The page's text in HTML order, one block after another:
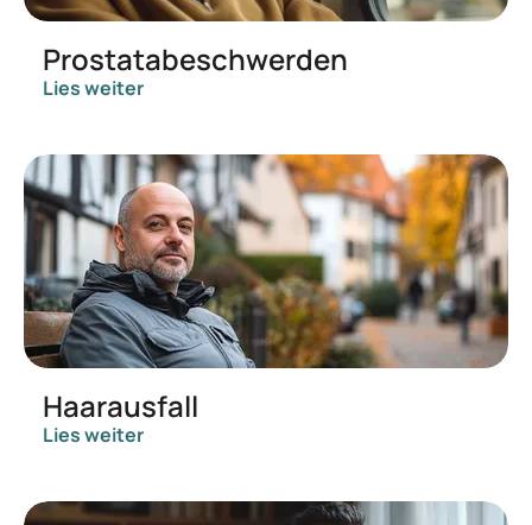
Prostatabeschwerden
Lies weiter
Haarausfall
Lies weiter